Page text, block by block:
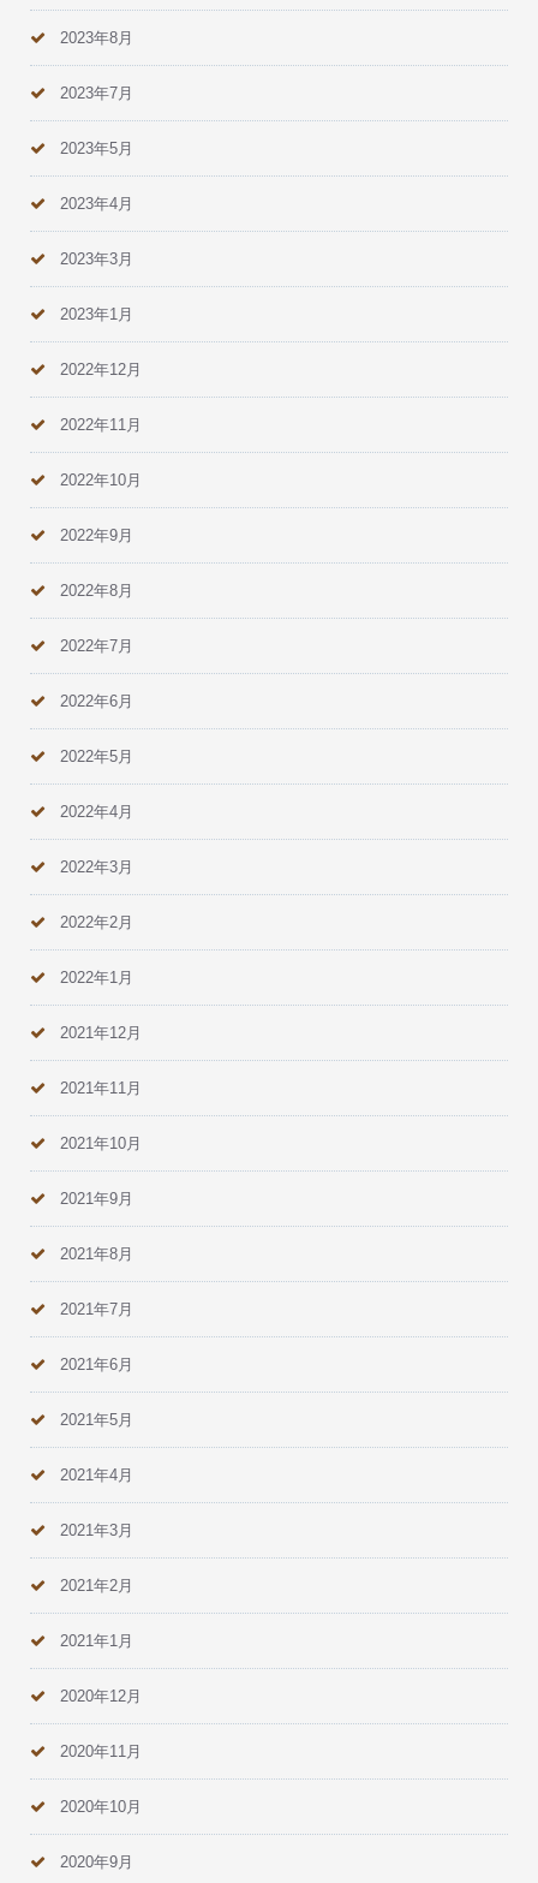
2023年8月
2023年7月
2023年5月
2023年4月
2023年3月
2023年1月
2022年12月
2022年11月
2022年10月
2022年9月
2022年8月
2022年7月
2022年6月
2022年5月
2022年4月
2022年3月
2022年2月
2022年1月
2021年12月
2021年11月
2021年10月
2021年9月
2021年8月
2021年7月
2021年6月
2021年5月
2021年4月
2021年3月
2021年2月
2021年1月
2020年12月
2020年11月
2020年10月
2020年9月